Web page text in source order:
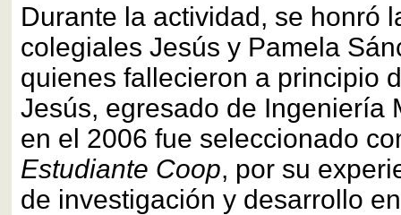
Durante la actividad, se honró
colegiales Jesús y Pamela
quienes fallecieron a principio
Jesús, egresado de Ingeniería
en el 2006 fue seleccionado
Estudiante Coop, por su
de investigación y desarrollo